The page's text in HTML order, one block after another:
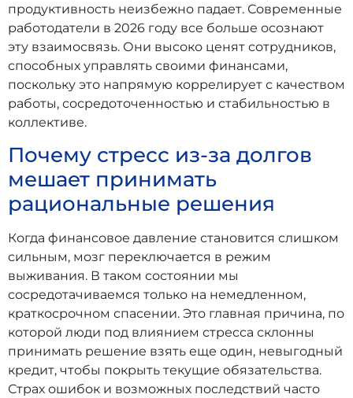
продуктивность неизбежно падает. Современные
работодатели в 2026 году все больше осознают
эту взаимосвязь. Они высоко ценят сотрудников,
способных управлять своими финансами,
поскольку это напрямую коррелирует с качеством
работы, сосредоточенностью и стабильностью в
коллективе.
Почему стресс из-за долгов
мешает принимать
рациональные решения
Когда финансовое давление становится слишком
сильным, мозг переключается в режим
выживания. В таком состоянии мы
сосредотачиваемся только на немедленном,
краткосрочном спасении. Это главная причина, по
которой люди под влиянием стресса склонны
принимать решение взять еще один, невыгодный
кредит, чтобы покрыть текущие обязательства.
Страх ошибок и возможных последствий часто